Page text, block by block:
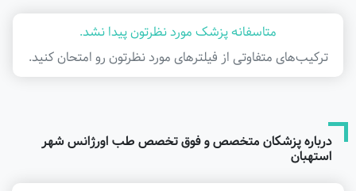
متاسفانه پزشک مورد نظرتون پیدا نشد.
ترکیب‌های متفاوتی از فیلتر‌های مورد نظرتون رو امتحان کنید.
درباره پزشکان متخصص و فوق تخصص طب اورژانس شهر
استهبان